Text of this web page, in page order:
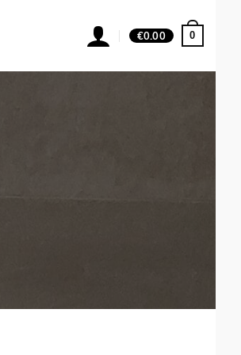
€0.00 0